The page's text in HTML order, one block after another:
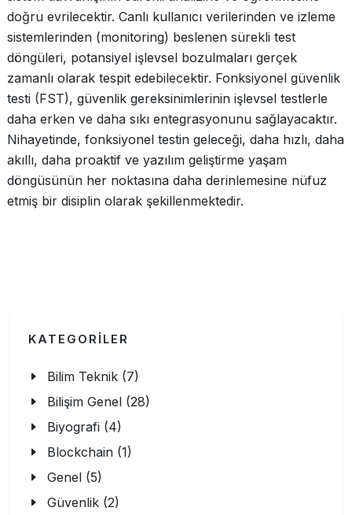
doğru evrilecektir. Canlı kullanıcı verilerinden ve izleme
sistemlerinden (monitoring) beslenen sürekli test
döngüleri, potansiyel işlevsel bozulmaları gerçek
zamanlı olarak tespit edebilecektir. Fonksiyonel güvenlik
testi (FST), güvenlik gereksinimlerinin işlevsel testlerle
daha erken ve daha sıkı entegrasyonunu sağlayacaktır.
Nihayetinde, fonksiyonel testin geleceği, daha hızlı, daha
akıllı, daha proaktif ve yazılım geliştirme yaşam
döngüsünün her noktasına daha derinlemesine nüfuz
etmiş bir disiplin olarak şekillenmektedir.
KATEGORİLER
Bilim Teknik (7)
Bilişim Genel (28)
Biyografi (4)
Blockchain (1)
Genel (5)
Güvenlik (2)